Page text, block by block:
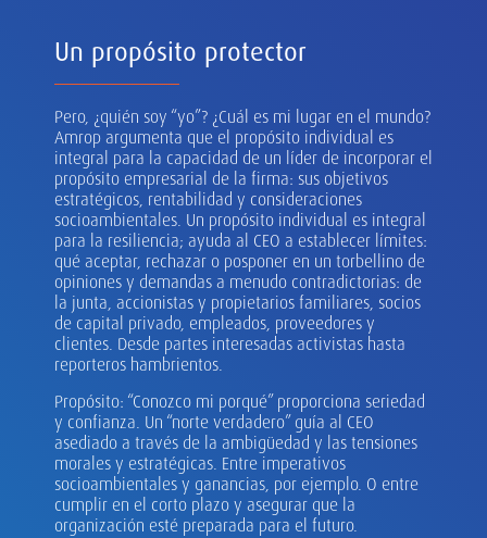
Un propósito protector
Pero, ¿quién soy “yo”? ¿Cuál es mi lugar en el mundo?
Amrop argumenta que el propósito individual es
integral para la capacidad de un líder de incorporar el
propósito empresarial de la firma: sus objetivos
estratégicos, rentabilidad y consideraciones
socioambientales. Un propósito individual es integral
para la resiliencia; ayuda al CEO a establecer límites:
qué aceptar, rechazar o posponer en un torbellino de
opiniones y demandas a menudo contradictorias: de
la junta, accionistas y propietarios familiares, socios
de capital privado, empleados, proveedores y
clientes. Desde partes interesadas activistas hasta
reporteros hambrientos.
Propósito: “Conozco mi porqué” proporciona seriedad
y confianza. Un “norte verdadero” guía al CEO
asediado a través de la ambigüedad y las tensiones
morales y estratégicas. Entre imperativos
socioambientales y ganancias, por ejemplo. O entre
cumplir en el corto plazo y asegurar que la
organización esté preparada para el futuro.